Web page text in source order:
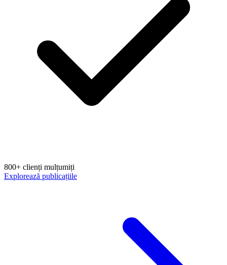
800+ clienți mulțumiți
Explorează publicațiile